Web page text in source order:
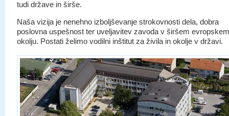
tudi države in širše.
Naša vizija je nenehno izboljševanje strokovnosti dela, dobra
poslovna uspešnost ter uveljavitev zavoda v širšem evropskem
okolju. Postati želimo vodilni inštitut za živila in okolje v državi.